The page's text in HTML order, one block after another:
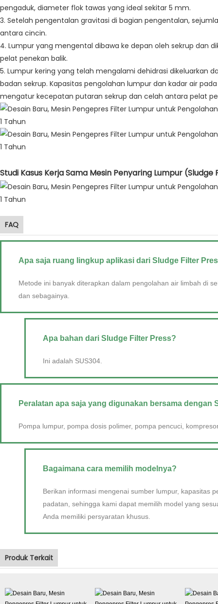
pengaduk, diameter flok tawas yang ideal sekitar 5 mm.
3. Setelah pengentalan gravitasi di bagian pengentalan,
antara cincin.
4. Lumpur yang mengental dibawa ke depan oleh sekrup dan
pelat penekan balik.
5. Lumpur kering yang telah mengalami dehidrasi dikeluarkan
badan sekrup. Kapasitas pengolahan lumpur dan kadar air
mengatur kecepatan putaran sekrup dan celah antara pelat
Studi Kasus Kerja Sama Mesin Penyaring Lumpur (Sludge
FAQ
Apa saja ruang lingkup aplikasi dari Sludge Filter
Metode ini banyak diterapkan dalam pengolahan air limbah di
dan sebagainya.
Apa bahan dari Sludge Filter Press?
Ini adalah SUS304.
Peralatan apa saja yang digunakan bersama dengan
Pompa lumpur, pompa dosis polimer, pompa pencuci,
Bagaimana cara memilih modelnya?
Berikan informasi mengenai sumber lumpur, kapasitas
padatan, sehingga kami dapat memilih model yang
Anda memiliki persyaratan khusus.
Produk Terkait